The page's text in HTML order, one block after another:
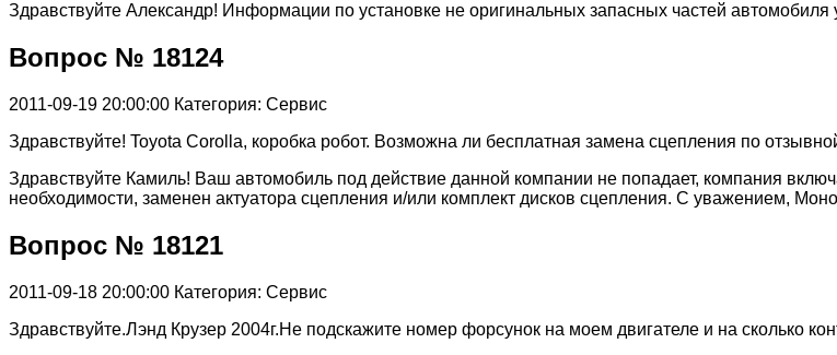
Здравствуйте Александр! Информации по установке не оригинальных запасных частей
Вопрос № 18124
2011-09-19 20:00:00 Категория: Сервис
Здравствуйте! Toyota Corolla, коробка робот. Возможна ли бесплатная замена сцепления по
Здравствуйте Камиль! Ваш автомобиль под действие данной компании не попадает, компания
необходимости, заменен актуатора сцепления и/или комплект дисков сцепления. С уважением,
Вопрос № 18121
2011-09-18 20:00:00 Категория: Сервис
Здравствуйте.Лэнд Крузер 2004г.Не подскажите номер форсунок на моем двигателе и на сколько